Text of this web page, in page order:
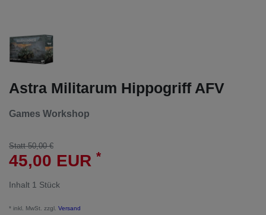
Astra Militarum Hippogriff AFV
Games Workshop
Statt 50,00 €
45,00 EUR *
Inhalt 1 Stück
* inkl. MwSt. zzgl. Versand